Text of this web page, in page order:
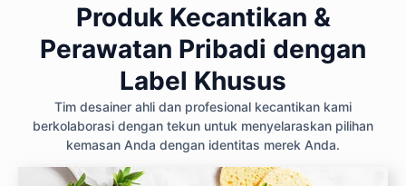
Produk Kecantikan &
Perawatan Pribadi dengan
Label Khusus
Tim desainer ahli dan profesional kecantikan kami
berkolaborasi dengan tekun untuk menyelaraskan pilihan
kemasan Anda dengan identitas merek Anda.